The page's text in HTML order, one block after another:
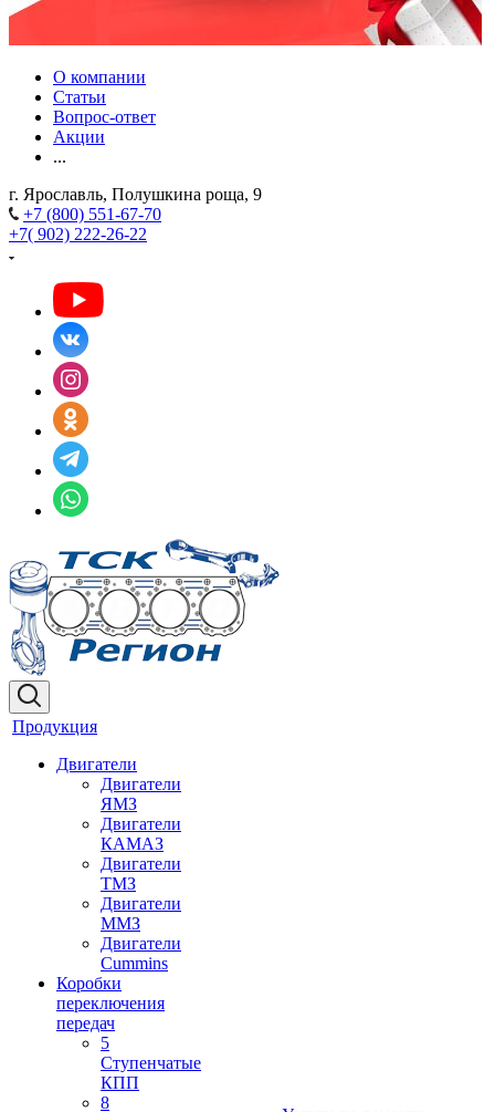
О компании
Статьи
Вопрос-ответ
Акции
...
г. Ярославль, Полушкина роща, 9
+7 (800) 551-67-70
+7( 902) 222-26-22
Продукция
Двигатели
Двигатели
ЯМЗ
Двигатели
КАМАЗ
Двигатели
ТМЗ
Двигатели
ММЗ
Двигатели
Cummins
Коробки
переключения
передач
5
Ступенчатые
КПП
8